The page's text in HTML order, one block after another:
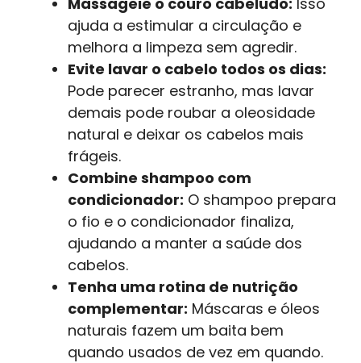
ajuda a estimular a circulação e
melhora a limpeza sem agredir.
Evite lavar o cabelo todos os dias:
Pode parecer estranho, mas lavar
demais pode roubar a oleosidade
natural e deixar os cabelos mais
frágeis.
Combine shampoo com
condicionador: O shampoo prepara
o fio e o condicionador finaliza,
ajudando a manter a saúde dos
cabelos.
Tenha uma rotina de nutrição
complementar: Máscaras e óleos
naturais fazem um baita bem
quando usados de vez em quando.